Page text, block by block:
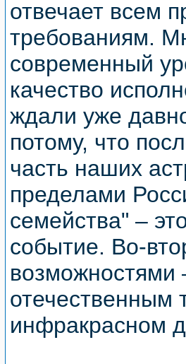
отвечает всем
требованиям.
современный
качество
ждали уже
потому, что
часть наших
пределами
семейства" –
событие. Во-
возможностями
отечественным
инфракрасном